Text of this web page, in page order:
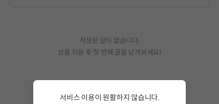
작성된 글이 없습니다.
상품 이용 후 첫 번째 글을 남겨보세요!
서비스 이용이 원활하지 않습니다.